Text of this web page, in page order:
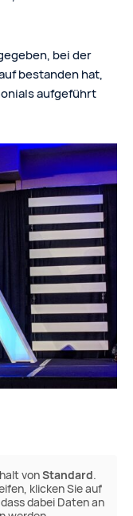
bei der
bestanden hat,
aufgeführt
vonStandard.
klicken Sie auf
dabei Daten an